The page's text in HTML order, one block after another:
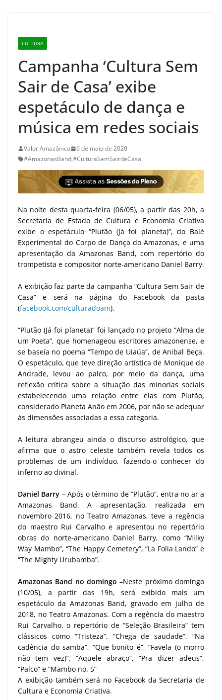
CULTURA
Campanha ‘Cultura Sem
Sair de Casa’ exibe
espetáculo de dança e
música em redes sociais
Valor Amazônico
6 de maio de 2020
#AmazonasBand,#CulturaSemSairdeCasa
Na noite desta quarta-feira (06/05), a partir das 20h, a
Secretaria de Estado de Cultura e Economia Criativa
exibe o espetáculo “Plutão (Já foi planeta)”, do Balé
Experimental do Corpo de Dança do Amazonas, e uma
apresentação da Amazonas Band, com repertório do
trompetista e compositor norte-americano Daniel Barry.
A exibição faz parte da campanha “Cultura Sem Sair de
Casa” e será na página do Facebook da pasta
(facebook.com/culturadoam).
“Plutão (Já foi planeta)” foi lançado no projeto “Alma de
um Poeta”, que homenageou escritores amazonense, e
se baseia no poema “Tempo de Uiaúa”, de Anibal Beça.
O espetáculo, que teve direção artística de Monique de
Andrade, levou ao palco, por meio da dança, uma
reflexão crítica sobre a situação das minorias sociais
estabelecendo uma relação entre elas com Plutão,
considerado Planeta Anão em 2006, por não se adequar
às dimensões associadas a essa categoria.
A leitura abrangeu ainda o discurso astrológico, que
afirma que o astro celeste também revela todos os
problemas de um indivíduo, fazendo-o conhecer do
inferno ao divinal.
Daniel Barry – Após o término de “Plutão”, entra no ar a
Amazonas Band. A apresentação, realizada em
novembro 2016, no Teatro Amazonas, teve a regência
do maestro Rui Carvalho e apresentou no repertório
obras do norte-americano Daniel Barry, como “Milky
Way Mambo”, “The Happy Cemetery”, “La Folia Lando” e
“The Mighty Urubamba”.
Amazonas Band no domingo –Neste próximo domingo
(10/05), a partir das 19h, será exibido mais um
espetáculo da Amazonas Band, gravado em julho de
2018, no Teatro Amazonas. Com a regência do maestro
Rui Carvalho, o repertório de “Seleção Brasileira” tem
clássicos como “Tristeza”, “Chega de saudade”, “Na
cadência do samba”, “Que bonito é”, “Favela (o morro
não tem vez)”, “Aquele abraço”, “Pra dizer adeus”,
“Palco” e “Mambo no. 5”
A exibição também será no Facebook da Secretaria de
Cultura e Economia Criativa.